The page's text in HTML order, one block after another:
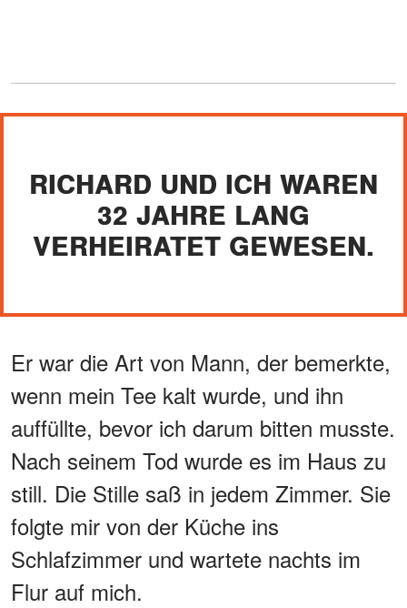
RICHARD UND ICH WAREN
32 JAHRE LANG
VERHEIRATET GEWESEN.
Er war die Art von Mann, der bemerkte,
wenn mein Tee kalt wurde, und ihn
auffüllte, bevor ich darum bitten musste.
Nach seinem Tod wurde es im Haus zu
still. Die Stille saß in jedem Zimmer. Sie
folgte mir von der Küche ins
Schlafzimmer und wartete nachts im
Flur auf mich.